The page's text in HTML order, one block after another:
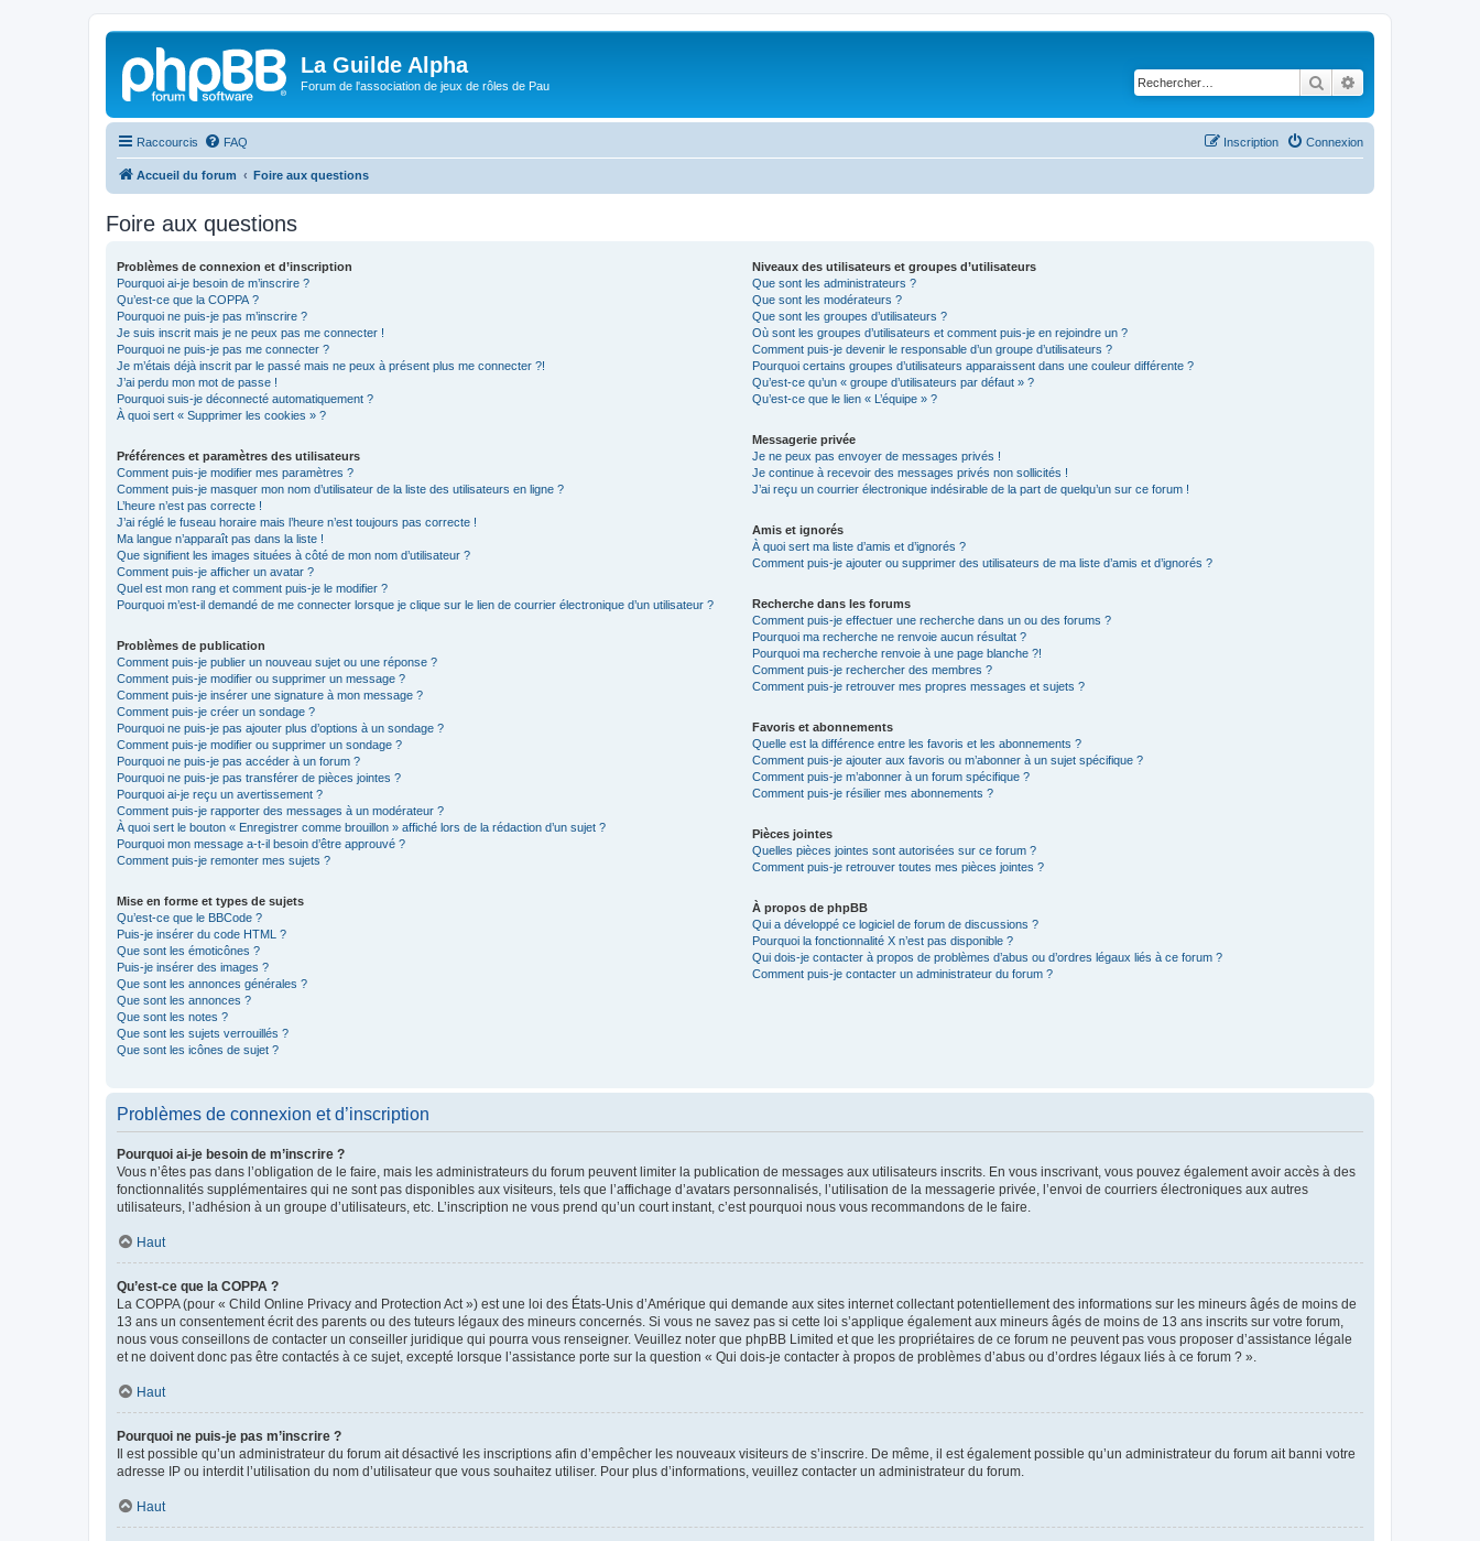
La Guilde Alpha
Forum de l'association de jeux de rôles de Pau Rechercher
Raccourcis FAQ Connexion
Inscription
Accueil du forum Foire aux questions
Foire aux questions
Problèmes de connexion et d’inscription
Pourquoi ai-je besoin de m’inscrire ?
Qu’est-ce que la COPPA ?
Pourquoi ne puis-je pas m’inscrire ?
Je suis inscrit mais je ne peux pas me connecter !
Pourquoi ne puis-je pas me connecter ?
Je m’étais déjà inscrit par le passé mais ne peux à présent plus me connecter ?!
J’ai perdu mon mot de passe !
Pourquoi suis-je déconnecté automatiquement ?
À quoi sert « Supprimer les cookies » ?
Préférences et paramètres des utilisateurs
Comment puis-je modifier mes paramètres ?
Comment puis-je masquer mon nom d’utilisateur de la liste des utilisateurs en ligne ?
L’heure n’est pas correcte !
J’ai réglé le fuseau horaire mais l’heure n’est toujours pas correcte !
Ma langue n’apparaît pas dans la liste !
Que signifient les images situées à côté de mon nom d’utilisateur ?
Comment puis-je afficher un avatar ?
Quel est mon rang et comment puis-je le modifier ?
Pourquoi m’est-il demandé de me connecter lorsque je clique sur le lien de courrier électronique d’un utilisateur ?
Problèmes de publication
Comment puis-je publier un nouveau sujet ou une réponse ?
Comment puis-je modifier ou supprimer un message ?
Comment puis-je insérer une signature à mon message ?
Comment puis-je créer un sondage ?
Pourquoi ne puis-je pas ajouter plus d’options à un sondage ?
Comment puis-je modifier ou supprimer un sondage ?
Pourquoi ne puis-je pas accéder à un forum ?
Pourquoi ne puis-je pas transférer de pièces jointes ?
Pourquoi ai-je reçu un avertissement ?
Comment puis-je rapporter des messages à un modérateur ?
À quoi sert le bouton « Enregistrer comme brouillon » affiché lors de la rédaction d’un sujet ?
Pourquoi mon message a-t-il besoin d’être approuvé ?
Comment puis-je remonter mes sujets ?
Mise en forme et types de sujets
Qu’est-ce que le BBCode ?
Puis-je insérer du code HTML ?
Que sont les émoticônes ?
Puis-je insérer des images ?
Que sont les annonces générales ?
Que sont les annonces ?
Que sont les notes ?
Que sont les sujets verrouillés ?
Que sont les icônes de sujet ?
Niveaux des utilisateurs et groupes d’utilisateurs
Que sont les administrateurs ?
Que sont les modérateurs ?
Que sont les groupes d’utilisateurs ?
Où sont les groupes d’utilisateurs et comment puis-je en rejoindre un ?
Comment puis-je devenir le responsable d’un groupe d’utilisateurs ?
Pourquoi certains groupes d’utilisateurs apparaissent dans une couleur différente ?
Qu’est-ce qu’un « groupe d’utilisateurs par défaut » ?
Qu’est-ce que le lien « L’équipe » ?
Messagerie privée
Je ne peux pas envoyer de messages privés !
Je continue à recevoir des messages privés non sollicités !
J’ai reçu un courrier électronique indésirable de la part de quelqu’un sur ce forum !
Amis et ignorés
À quoi sert ma liste d’amis et d’ignorés ?
Comment puis-je ajouter ou supprimer des utilisateurs de ma liste d’amis et d’ignorés ?
Recherche dans les forums
Comment puis-je effectuer une recherche dans un ou des forums ?
Pourquoi ma recherche ne renvoie aucun résultat ?
Pourquoi ma recherche renvoie à une page blanche ?!
Comment puis-je rechercher des membres ?
Comment puis-je retrouver mes propres messages et sujets ?
Favoris et abonnements
Quelle est la différence entre les favoris et les abonnements ?
Comment puis-je ajouter aux favoris ou m’abonner à un sujet spécifique ?
Comment puis-je m’abonner à un forum spécifique ?
Comment puis-je résilier mes abonnements ?
Pièces jointes
Quelles pièces jointes sont autorisées sur ce forum ?
Comment puis-je retrouver toutes mes pièces jointes ?
À propos de phpBB
Qui a développé ce logiciel de forum de discussions ?
Pourquoi la fonctionnalité X n’est pas disponible ?
Qui dois-je contacter à propos de problèmes d’abus ou d’ordres légaux liés à ce forum ?
Comment puis-je contacter un administrateur du forum ?
Problèmes de connexion et d’inscription
Pourquoi ai-je besoin de m’inscrire ?
Vous n’êtes pas dans l’obligation de le faire, mais les administrateurs du forum peuvent limiter la publication de messages aux utilisateurs inscrits. En vous inscrivant, vous pouvez également avoir accès à des
fonctionnalités supplémentaires qui ne sont pas disponibles aux visiteurs, tels que l’affichage d’avatars personnalisés, l’utilisation de la messagerie privée, l’envoi de courriers électroniques aux autres
utilisateurs, l’adhésion à un groupe d’utilisateurs, etc. L’inscription ne vous prend qu’un court instant, c’est pourquoi nous vous recommandons de le faire.
Haut
Qu’est-ce que la COPPA ?
La COPPA (pour « Child Online Privacy and Protection Act ») est une loi des États-Unis d’Amérique qui demande aux sites internet collectant potentiellement des informations sur les mineurs âgés de moins de
13 ans un consentement écrit des parents ou des tuteurs légaux des mineurs concernés. Si vous ne savez pas si cette loi s’applique également aux mineurs âgés de moins de 13 ans inscrits sur votre forum,
nous vous conseillons de contacter un conseiller juridique qui pourra vous renseigner. Veuillez noter que phpBB Limited et que les propriétaires de ce forum ne peuvent pas vous proposer d’assistance légale
et ne doivent donc pas être contactés à ce sujet, excepté lorsque l’assistance porte sur la question « Qui dois-je contacter à propos de problèmes d’abus ou d’ordres légaux liés à ce forum ? ».
Haut
Pourquoi ne puis-je pas m’inscrire ?
Il est possible qu’un administrateur du forum ait désactivé les inscriptions afin d’empêcher les nouveaux visiteurs de s’inscrire. De même, il est également possible qu’un administrateur du forum ait banni votre
adresse IP ou interdit l’utilisation du nom d’utilisateur que vous souhaitez utiliser. Pour plus d’informations, veuillez contacter un administrateur du forum.
Haut